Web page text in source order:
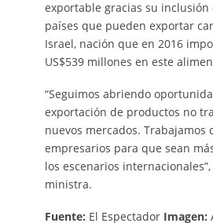
exportable gracias su inclusión
países que pueden exportar
Israel, nación que en 2016
US$539 millones en este
“Seguimos abriendo
exportación de productos no
nuevos mercados. Trabajamos
empresarios para que sean
los escenarios
ministra.
Fuente: El Espectador Imagen: